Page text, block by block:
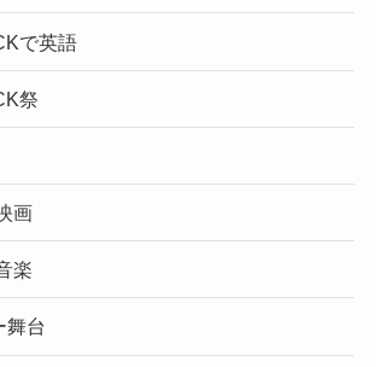
で英語
祭
画
楽
台